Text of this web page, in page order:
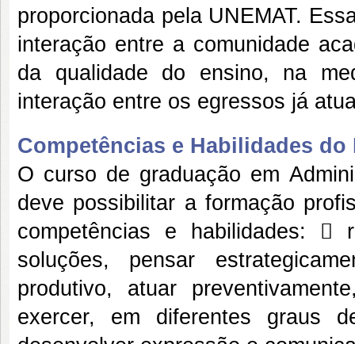
proporcionada pela UNEMAT.
interação entre a comunidade
da qualidade do ensino, na
interação entre os egressos já
Competências e Habilidades
O curso de graduação em
deve possibilitar a formação
competências e habilidades: 
soluções, pensar
produtivo, atuar
exercer, em diferentes graus